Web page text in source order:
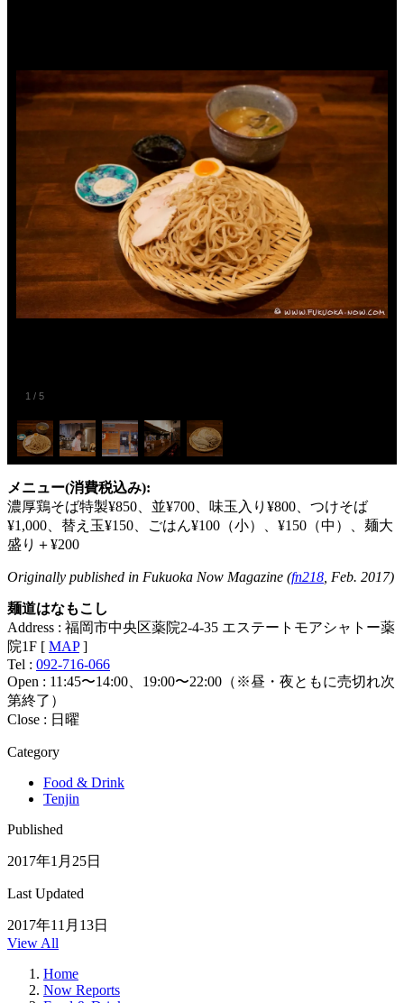
1 / 5
メニュー(消費税込み):
濃厚鶏そば特製¥850、並¥700、味玉入り¥800、つけそば
¥1,000、替え玉¥150、ごはん¥100（小）、¥150（中）、麺大
盛り＋¥200
Originally published in Fukuoka Now Magazine (fn218 , Feb. 2017)
麺道はなもこし
Address : 福岡市中央区薬院2-4-35 エステートモアシャトー薬
院1F [ MAP]
Tel : 092-716-066
Open : 11:45〜14:00、19:00〜22:00（※昼・夜ともに売切れ次
第終了）
Close : 日曜
Category
Food & Drink
Tenjin
Published
2017年1月25日
Last Updated
2017年11月13日
View All
Home
Now Reports